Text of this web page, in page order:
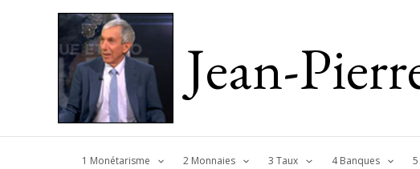
Jean-
1 Monétarisme 2 Monnaies 3 Taux 4 Banques